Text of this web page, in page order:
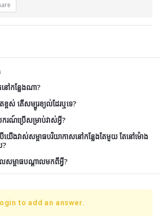
នៅកន្លែងណា?
ខ្ពស់ តើសម្បូរខ្យល់ដែរឬទេ?
រណ៍ប្រើសម្រាប់វាស់អ្វី?
ើយើងវាស់សម្ពាធបរិយាកាសនៅកន្លែងតែមួយ តែនៅម៉ោង
?
លសម្ពាធបណ្តាលមកពីអ្វី?
to add an answer.